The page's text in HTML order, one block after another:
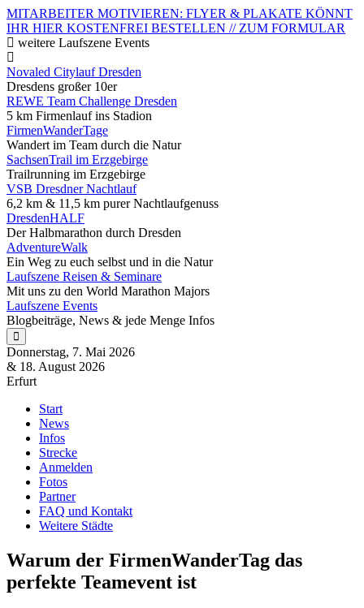
MITARBEITER MOTIVIEREN: FLYER & PLAKATE KÖNNT
IHR HIER KOSTENFREI BESTELLEN // ZUM FORMULAR
weitere Laufszene Events
Novaled Citylauf Dresden
Dresdens großer 10er
REWE Team Challenge Dresden
5 km Firmenlauf ins Stadion
FirmenWanderTage
Wandert im Team durch die Natur
SachsenTrail im Erzgebirge
Trailrunning im Erzgebirge
VSB Dresdner Nachtlauf
6,2 km & 11,5 km purer Nachtlaufgenuss
DresdenHALF
Der Halbmarathon durch Dresden
AdventureWalk
Ein Weg zu euch selbst und in die Natur
Laufszene Reisen & Seminare
Mit uns zu den World Marathon Majors
Laufszene Events
Blogbeiträge, News & jede Menge Infos
Donnerstag, 7. Mai 2026
& 18. August 2026
Erfurt
Start
News
Infos
Strecke
Anmelden
Fotos
Partner
FAQ und Kontakt
Weitere Städte
Warum der FirmenWanderTag das
perfekte Teamevent ist